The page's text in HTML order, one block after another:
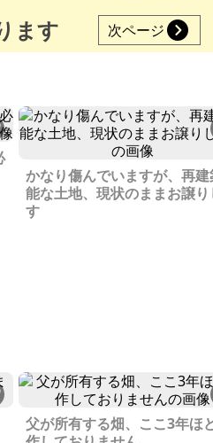
ます 次ページ
かなり傷んでいますが、再
能な土地、現状のままお譲り
す
父が所有する畑、ここ3年ほ